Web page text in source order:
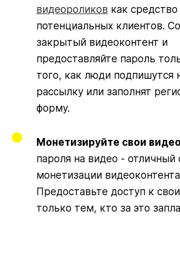
видеороликов как
потенциальных клиентов.
закрытый видеоконтент и
предоставляйте пароль
того, как люди подпишутся
рассылку или заполнят
форму.
Монетизируйте свои видео
пароля на видео - отличный
монетизации
Предоставьте доступ к
только тем, кто за это